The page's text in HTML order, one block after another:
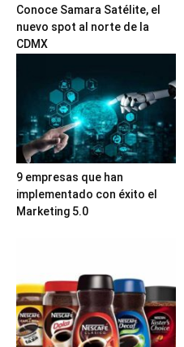
Conoce Samara Satélite, el
nuevo spot al norte de la
CDMX
9 empresas que han
implementado con éxito el
Marketing 5.0